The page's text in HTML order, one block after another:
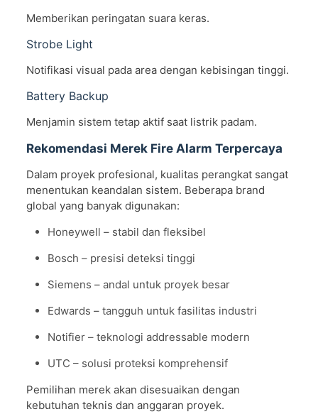
Memberikan peringatan suara keras.
Strobe Light
Notifikasi visual pada area dengan kebisingan tinggi.
Battery Backup
Menjamin sistem tetap aktif saat listrik padam.
Rekomendasi Merek Fire Alarm Terpercaya
Dalam proyek profesional, kualitas perangkat sangat
menentukan keandalan sistem. Beberapa brand
global yang banyak digunakan:
Honeywell – stabil dan fleksibel
Bosch – presisi deteksi tinggi
Siemens – andal untuk proyek besar
Edwards – tangguh untuk fasilitas industri
Notifier – teknologi addressable modern
UTC – solusi proteksi komprehensif
Pemilihan merek akan disesuaikan dengan
kebutuhan teknis dan anggaran proyek.